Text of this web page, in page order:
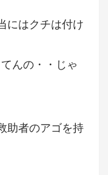
にはクチは付け
んの・・じゃ
助者のアゴを持